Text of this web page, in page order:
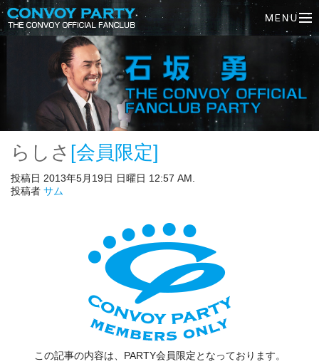
らしさ [会員限定]
投稿日 2013年5月19日 日曜日 12:57 AM.
投稿者 サム
この記事の内容は、PARTY会員限定となっております。